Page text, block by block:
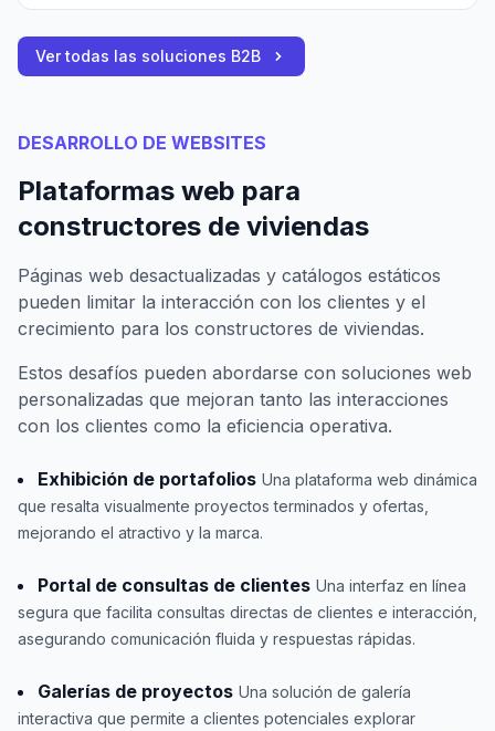
Ver todas las soluciones B2B
DESARROLLO DE WEBSITES
Plataformas web para
constructores de viviendas
Páginas web desactualizadas y catálogos estáticos
pueden limitar la interacción con los clientes y el
crecimiento para los constructores de viviendas.
Estos desafíos pueden abordarse con soluciones web
personalizadas que mejoran tanto las interacciones
con los clientes como la eficiencia operativa.
Exhibición de portafolios Una plataforma web dinámica
que resalta visualmente proyectos terminados y ofertas,
mejorando el atractivo y la marca.
Portal de consultas de clientes Una interfaz en línea
segura que facilita consultas directas de clientes e interacción,
asegurando comunicación fluida y respuestas rápidas.
Galerías de proyectos Una solución de galería
interactiva que permite a clientes potenciales explorar